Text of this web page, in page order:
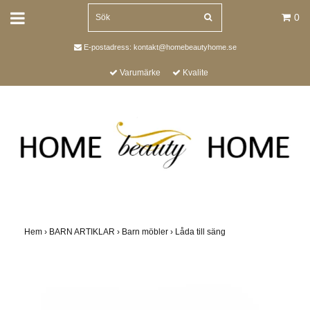
0
E-postadress: kontakt@homebeautyhome.se
Varumärke Kvalite
Hem › BARN ARTIKLAR › Barn möbler › Låda till säng